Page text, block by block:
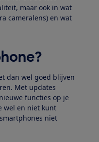
maar ook in wat
cameralens) en wat
dan wel goed blijven
Met updates
functies op je
wel en niet kunt
niet